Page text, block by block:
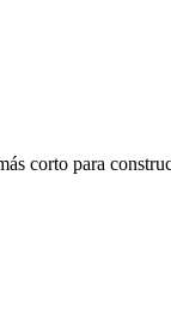
corto para